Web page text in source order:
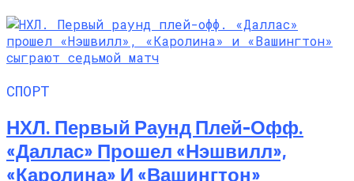
СПОРТ
НХЛ. Первый Раунд Плей-Офф.
«Даллас» Прошел «Нэшвилл»,
«Каролина» И «Вашингтон»